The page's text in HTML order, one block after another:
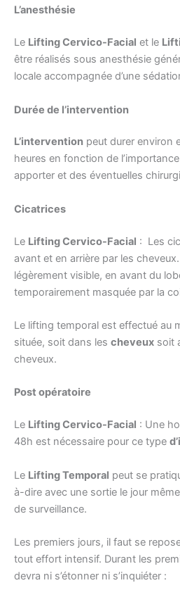
L’anesthésie
Le Lifting Cervico-Facial et le
être réalisés sous anesthésie
locale accompagnée d’une
Durée de l’intervention
L’intervention peut durer environ
heures en fonction de
apporter et des éventuelles
Cicatrices
Le Lifting Cervico-Facial : Les
avant et en arrière par les
légèrement visible, en avant du
temporairement masquée par la
Le lifting temporal est effectué au
située, soit dans les cheveux soit
cheveux.
Post opératoire
Le Lifting Cervico-Facial : Une
48h est nécessaire pour ce type
Le Lifting Temporal peut se
à-dire avec une sortie le jour
de surveillance.
Les premiers jours, il faut se
tout effort intensif. Durant les
devra ni s’étonner ni s’inquiéter :